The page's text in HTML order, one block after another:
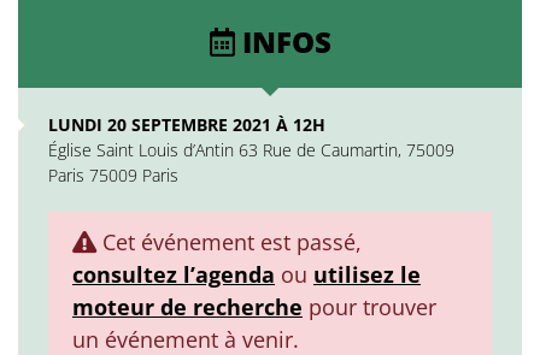
INFOS
LUNDI 20 SEPTEMBRE 2021 À 12H
Église Saint Louis d’Antin 63 Rue de Caumartin, 75009
Paris 75009 Paris
Cet événement est passé,
consultez l’agenda ou utilisez le
moteur de recherche pour trouver
un événement à venir.